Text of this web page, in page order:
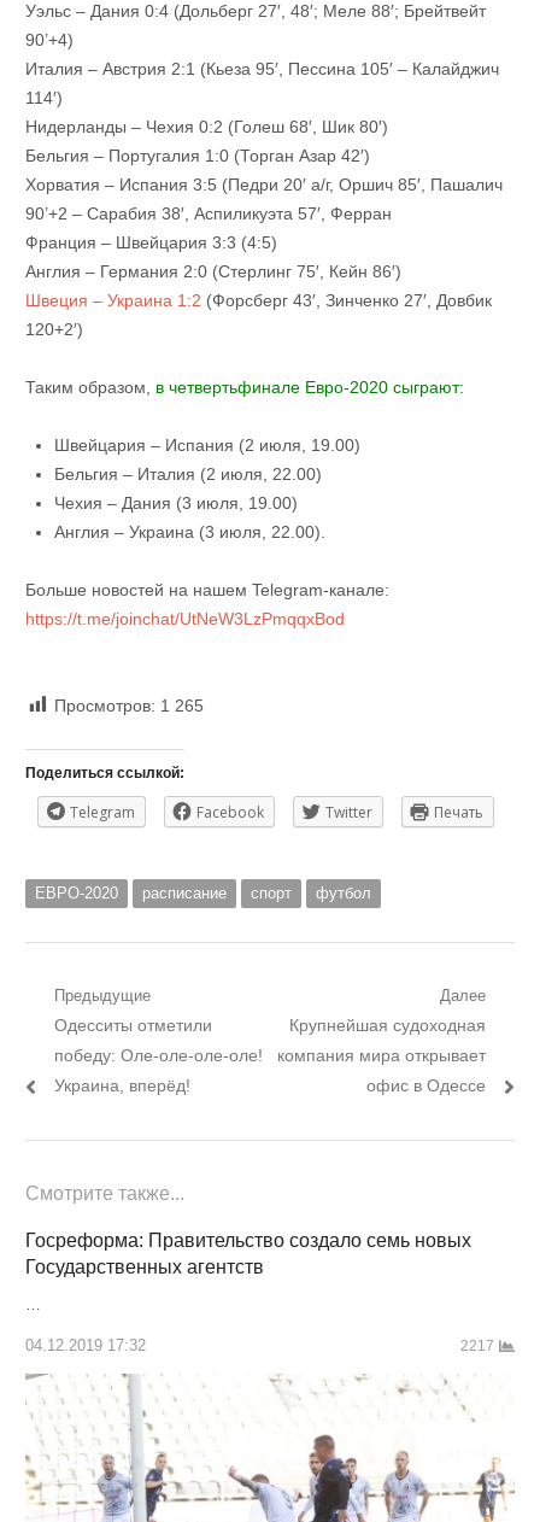
Уэльс – Дания 0:4 (Дольберг 27′, 48′; Меле 88′; Брейтвейт
90’+4)
Италия – Австрия 2:1 (Кьеза 95′, Пессина 105′ – Калайджич
114′)
Нидерланды – Чехия 0:2 (Голеш 68′, Шик 80′)
Бельгия – Португалия 1:0 (Торган Азар 42′)
Хорватия – Испания 3:5 (Педри 20′ а/г, Оршич 85′, Пашалич
90’+2 – Сарабия 38′, Аспиликуэта 57′, Ферран
Франция – Швейцария 3:3 (4:5)
Англия – Германия 2:0 (Стерлинг 75′, Кейн 86′)
Швеция – Украина 1:2 (Форсберг 43′, Зинченко 27′, Довбик
120+2′)
Таким образом, в четвертьфинале Евро-2020 сыграют:
Швейцария – Испания (2 июля, 19.00)
Бельгия – Италия (2 июля, 22.00)
Чехия – Дания (3 июля, 19.00)
Англия – Украина (3 июля, 22.00).
Больше новостей на нашем Telegram-канале:
https://t.me/joinchat/UtNeW3LzPmqqxBod
Просмотров: 1 265
Поделиться ссылкой:
Telegram Facebook Twitter Печать
ЕВРО-2020 расписание спорт футбол
Навигация
записям
Предыдущие
Предыдущий
пост:
Одесситы отметили
победу: Оле-оле-оле-оле!
Украина, вперёд!
Далее
Следующий
пост:
Крупнейшая судоходная
компания мира открывает
офис в Одессе
Смотрите также...
Госреформа: Правительство создало семь новых
Государственных агентств
…
04.12.2019 17:32 2217